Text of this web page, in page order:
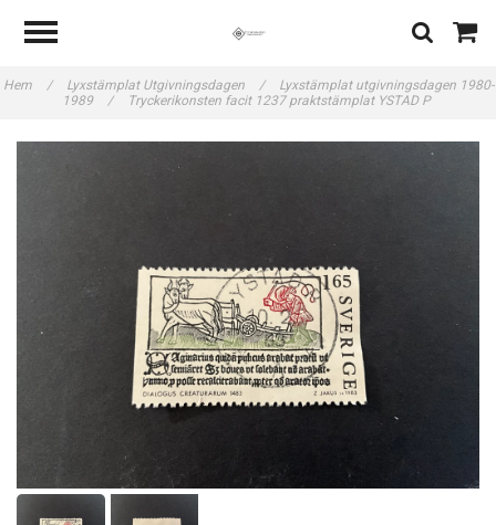
Hem / Lyxstämplat Utgivningsdagen /
Lyxstämplat utgivningsdagen 1980-
1989
/ Tryckerikonsten facit 1237 praktstämplat YSTAD P